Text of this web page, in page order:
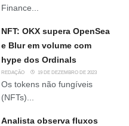
Finance...
NFT: OKX supera OpenSea
e Blur em volume com
hype dos Ordinals
REDAÇÃO 19 DE DEZEMBRO DE 2023
Os tokens não fungíveis
(NFTs)...
Analista observa fluxos